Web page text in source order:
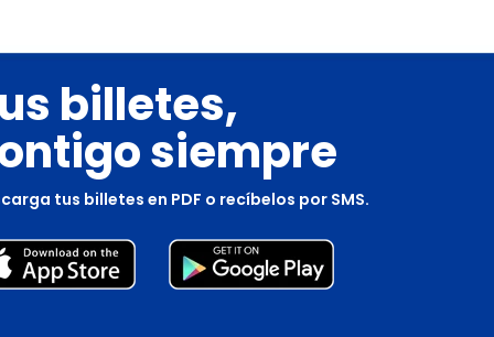
billetes,
siempre
tus billetes en PDF o recíbelos por SMS.